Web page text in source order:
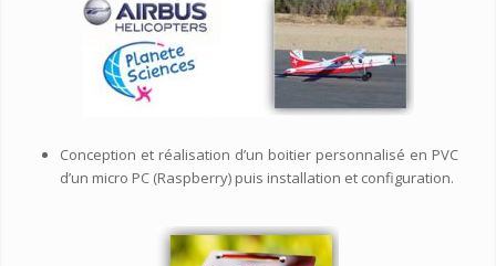
Conception et réalisation d’un boitier personnalisé en PVC
d’un micro PC (Raspberry) puis installation et configuration.